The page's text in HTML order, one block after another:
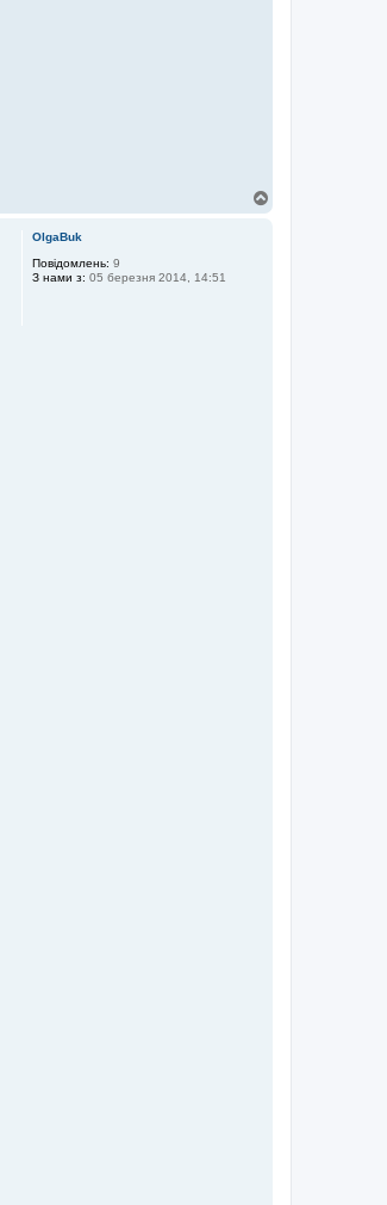
OlgaBuk
Повідомлень: 9
З нами з: 05 березня 2014, 14:51